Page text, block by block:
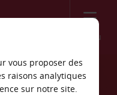
Menu
San
vous proposer des
raisons analytiques
sur notre site.